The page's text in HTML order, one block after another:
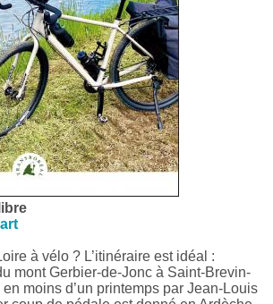
à vélo ? L’itinéraire est idéal :
mont Gerbier-de-Jonc à Saint-Brevin-
moins d’un printemps par Jean-Louis